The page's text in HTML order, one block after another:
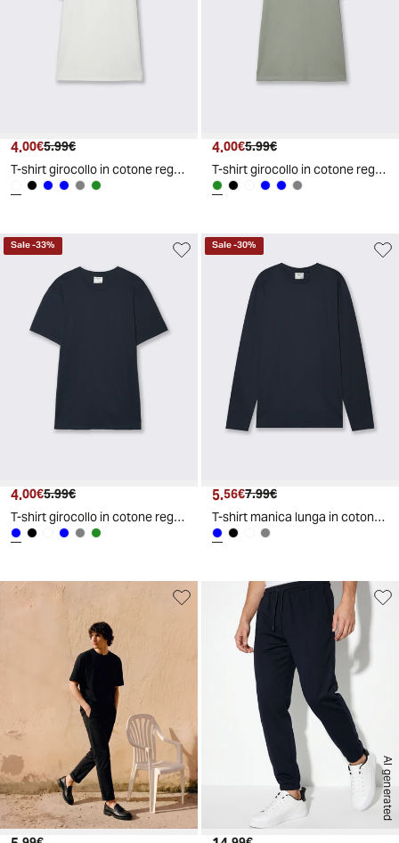
Prezzo attuale
4.00€ Prezzo originale
5.99€
T-shirt girocollo in cotone regular fit - Bianco
Prezzo attuale
4.00€ Prezzo originale
5.99€
T-shirt girocollo in cotone regular fit - Verde salvia
Sale-33%
Prezzo attuale
4.00€ Prezzo originale
5.99€
T-shirt girocollo in cotone regular fit - Blu
Sale-30%
Prezzo attuale
5.56€ Prezzo originale
7.99€
T-shirt manica lunga in cotone regular fit - Blu
AI generated